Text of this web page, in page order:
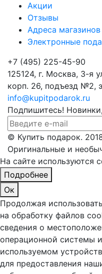
Акции
Отзывы
Адреса магазинов
Электронные
+7 (495) 225-45-90
125124, г. Москва, 3-я
корп. 26, подъезд №2,
info@kupitpodarok.ru
Подпишитесь!
© Купить подарок.
Оригинальные и
На сайте используются
Подробнее
Ок
Продолжая
на обработку файлов
сведения о
операционной системы
используемом
для предоставления